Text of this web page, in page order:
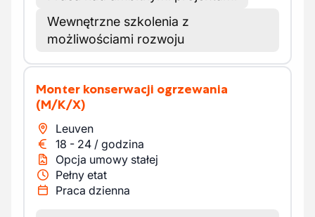
Wewnętrzne szkolenia z
możliwościami rozwoju
Monter konserwacji ogrzewania
(M/K/X)
Leuven
18 - 24 / godzina
Opcja umowy stałej
Pełny etat
Praca dzienna